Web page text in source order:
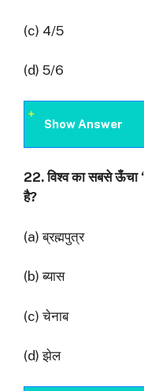
(c) 4/5
(d) 5/6
Show Answer
22.विश्व का सबसे ऊँचा ‘
है?
(a) ब्रह्मपुत्र
(b) ब्यास
(c) चेनाब
(d) झेल